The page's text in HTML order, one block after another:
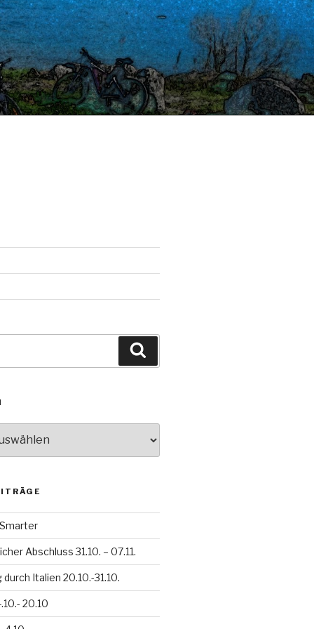
Abschluss 31.10. – 07.11.
Italien 20.10.-31.10.
20.10